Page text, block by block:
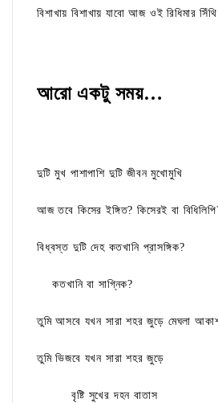
বিশাখায় বিশাখায় যাবো আজ ওই রিধিমার
আরো একটু সময়…
দুটি মুখ পাশাপাশি দুটি জীবন মুখোমুখি
আজ তবে কিসের ইঙ্গিত? কিসেরই বা
বিধ্বস্ত দুটি দেহ কতখানি প্রাসঙ্গিক?
কতখানি বা সাগ্নিক?
তুমি আসবে যখন সারা শহর জুড়ে মেঘলা
তুমি ভিজবে যখন সারা শহর জুড়ে
বৃষ্টি সুখের দহন বাতাস